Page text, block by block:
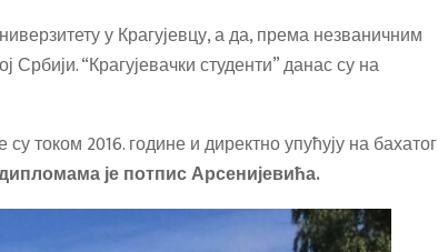
у Крагујевцу, а да, према незваничним
“Крагујевачки студенти” данас су на
током 2016. године и директно упућују на бахатог
је потпис Арсенијевића.